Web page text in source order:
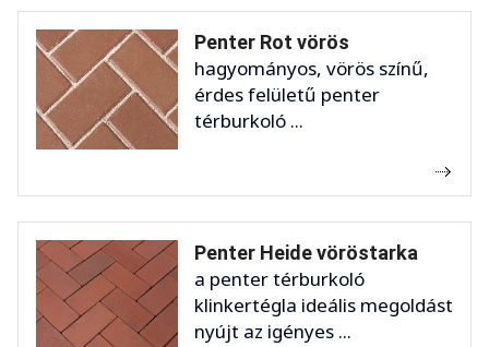
Penter Rot vörös
hagyományos, vörös színű,
érdes felületű penter
térburkoló ...
Penter Heide vöröstarka
a penter térburkoló
klinkertégla ideális megoldást
nyújt az igényes ...